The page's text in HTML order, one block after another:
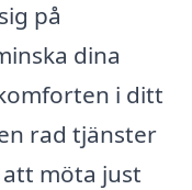
på
dina
i ditt
rad tjänster
möta just